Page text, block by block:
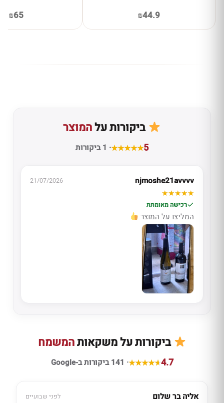
₪44.9
₪65
ביקורות עלהמוצר
5 · 1 ביקורות
njmoshe21avvvv
21/07/2026
רכישה מאומתת
המליצו על המוצר
ביקורות על משקאותהמשמח
4.7 · 141 ביקורות ב-Google
אליה בר שלום לפני שבועיים